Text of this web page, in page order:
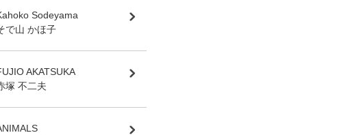
Sodeyama
で山 かほ子
AKATSUKA
塚 不二夫